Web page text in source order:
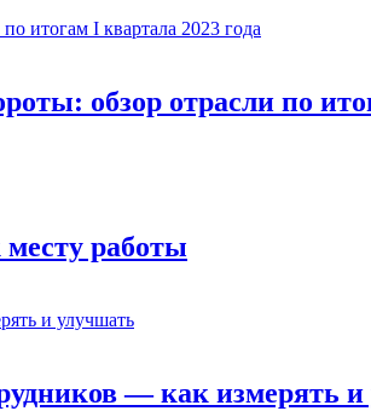
обзор отрасли по
месту работы
— как измерять